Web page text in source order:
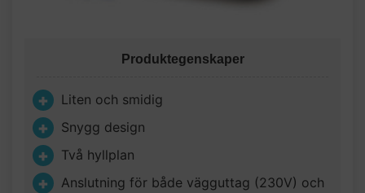
Produktegenskaper
Liten och smidig
Snygg design
Två hyllplan
Anslutning för både vägguttag (230V) och